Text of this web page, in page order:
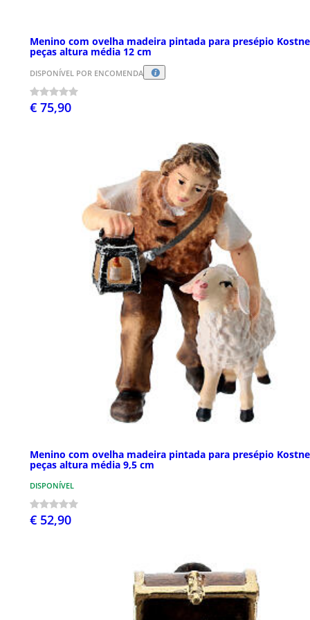
Menino com ovelha madeira pintada para presépio
peças altura média 12 cm
DISPONÍVEL POR ENCOMENDA
€ 75,90
Menino com ovelha madeira pintada para presépio
peças altura média 9,5 cm
DISPONÍVEL
€ 52,90